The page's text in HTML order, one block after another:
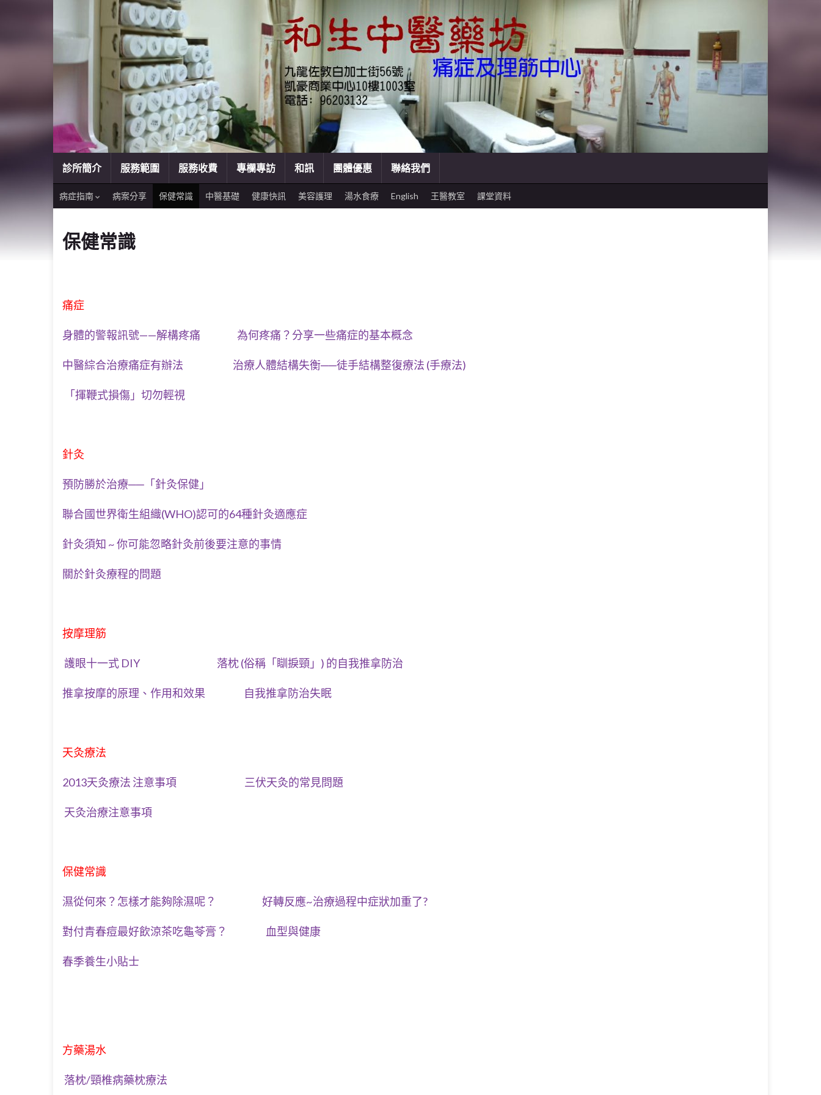
診所簡介 服務範圍 服務收費 專欄專訪 和訊 團體優惠 聯絡我們
病症指南 病案分享 保健常識 中醫基礎 健康快訊 美容護理 湯水食療 English 王醫教室 課堂資料
保健常識
痛症
身體的警報訊號——解構疼痛 為何疼痛？分享一些痛症的基本概念
中醫綜合治療痛症有辦法 治療人體結構失衡──徒手結構整復療法 (手療法)
「揮鞭式損傷」切勿輕視
針灸
預防勝於治療──「針灸保健」
聯合國世界衛生組織(WHO)認可的64種針灸適應症
針灸須知 ~ 你可能忽略針灸前後要注意的事情
關於針灸療程的問題
按摩理筋
護眼十一式 DIY 落枕 (俗稱「瞓捩頸」) 的自我推拿防治
推拿按摩的原理、作用和效果 自我推拿防治失眠
天灸療法
2013天灸療法 注意事項 三伏天灸的常見問題
天灸治療注意事項
保健常識
濕從何來？怎樣才能夠除濕呢？ 好轉反應~治療過程中症狀加重了?
對付青春痘最好飲涼茶吃龜苓膏？ 血型與健康
春季養生小貼士
方藥湯水
落枕/頸椎病藥枕療法